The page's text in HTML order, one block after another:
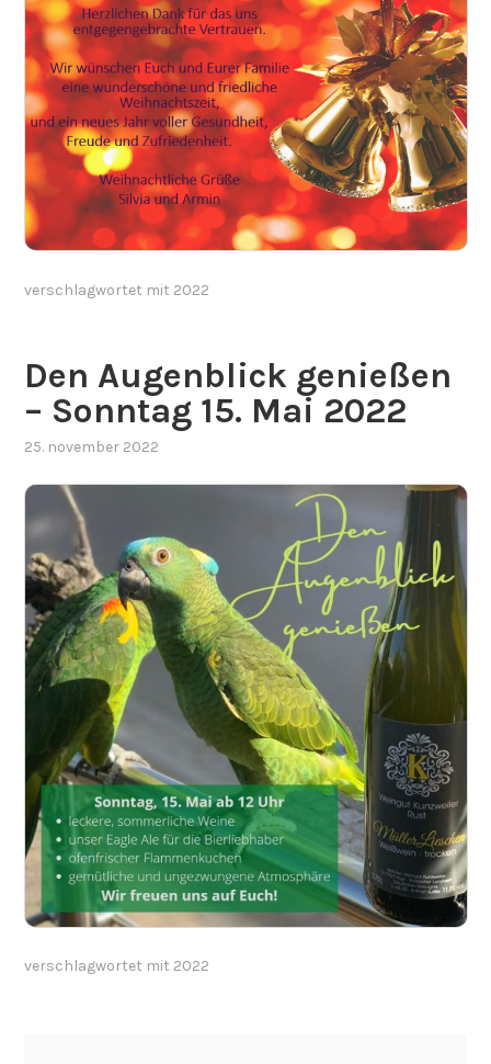
verschlagwortet mit 2022
Den Augenblick genießen
– Sonntag 15. Mai 2022
25. november 2022
verschlagwortet mit 2022